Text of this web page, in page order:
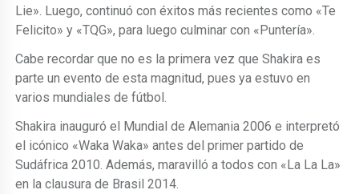
Lie». Luego, continuó con éxitos más recientes como «Te
Felicito» y «TQG», para luego culminar con «Puntería».
Cabe recordar que no es la primera vez que Shakira es
parte un evento de esta magnitud, pues ya estuvo en
varios mundiales de fútbol.
Shakira inauguró el Mundial de Alemania 2006 e interpretó
el icónico «Waka Waka» antes del primer partido de
Sudáfrica 2010. Además, maravilló a todos con «La La La»
en la clausura de Brasil 2014.